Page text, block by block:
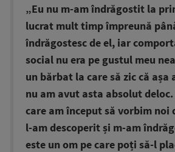
„Eu nu m-am îndrăgostit la
lucrat mult timp împreună
îndrăgostesc de el, iar
social nu era pe gustul meu
un bărbat la care să zic că așa
nu am avut asta absolut
care am început să vorbim noi
l-am descoperit și m-am
este un om pe care poți să-l